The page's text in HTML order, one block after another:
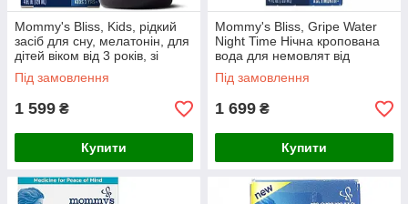
Mommy's Bliss, Kids, рідкий
засіб для сну, мелатонін, для
дітей віком від 3 років, зі
смаком винограду, 120 мл
Під замовлення
1 599 ₴
Купити
Mommy's Bliss, Gripe Water
Night Time Нічна кропована
вода для немовлят від
кольків, 120 мл
Під замовлення
1 699 ₴
Купити